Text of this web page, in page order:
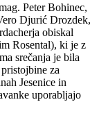
Peter Bohinec,
Djurić Drozdek,
obiskal
Rosental), ki je z
srečanja je bila
za
Jesenice in
uporabljajo